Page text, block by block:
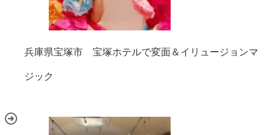
兵庫県宝塚市 宝塚ホテルで変面＆イリュージョンマ
ジック